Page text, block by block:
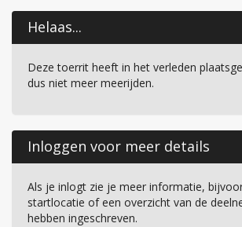
Helaas...
Deze toerrit heeft in het verleden
dus niet meer meerijden.
Inloggen voor meer details
Als je inlogt zie je meer informatie,
startlocatie of een overzicht van de
hebben ingeschreven.
Lid worden
Over Motormaatje